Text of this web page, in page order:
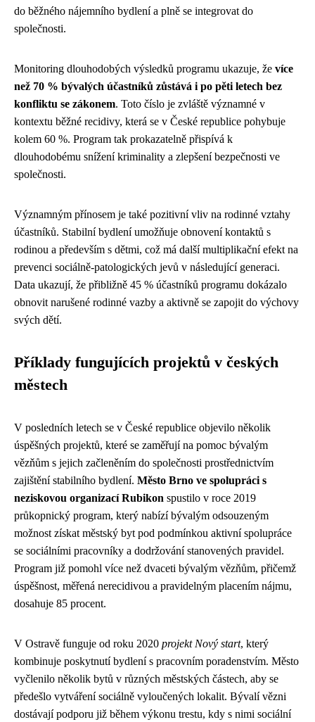
do běžného nájemního bydlení a plně se integrovat do
společnosti.
Monitoring dlouhodobých výsledků programu ukazuje, že více
než 70 % bývalých účastníků zůstává i po pěti letech bez
konfliktu se zákonem. Toto číslo je zvláště významné v
kontextu běžné recidivy, která se v České republice pohybuje
kolem 60 %. Program tak prokazatelně přispívá k
dlouhodobému snížení kriminality a zlepšení bezpečnosti ve
společnosti.
Významným přínosem je také pozitivní vliv na rodinné vztahy
účastníků. Stabilní bydlení umožňuje obnovení kontaktů s
rodinou a především s dětmi, což má další multiplikační efekt na
prevenci sociálně-patologických jevů v následující generaci.
Data ukazují, že přibližně 45 % účastníků programu dokázalo
obnovit narušené rodinné vazby a aktivně se zapojit do výchovy
svých dětí.
Příklady fungujících projektů v českých
městech
V posledních letech se v České republice objevilo několik
úspěšných projektů, které se zaměřují na pomoc bývalým
vězňům s jejich začleněním do společnosti prostřednictvím
zajištění stabilního bydlení. Město Brno ve spolupráci s
neziskovou organizací Rubikon spustilo v roce 2019
průkopnický program, který nabízí bývalým odsouzeným
možnost získat městský byt pod podmínkou aktivní spolupráce
se sociálními pracovníky a dodržování stanovených pravidel.
Program již pomohl více než dvaceti bývalým vězňům, přičemž
úspěšnost, měřená nerecidivou a pravidelným placením nájmu,
dosahuje 85 procent.
V Ostravě funguje od roku 2020 projekt Nový start, který
kombinuje poskytnutí bydlení s pracovním poradenstvím. Město
vyčlenilo několik bytů v různých městských částech, aby se
předešlo vytváření sociálně vyloučených lokalit. Bývalí vězni
dostávají podporu již během výkonu trestu, kdy s nimi sociální